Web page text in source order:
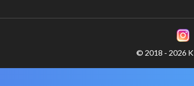
© 2018 - 2026